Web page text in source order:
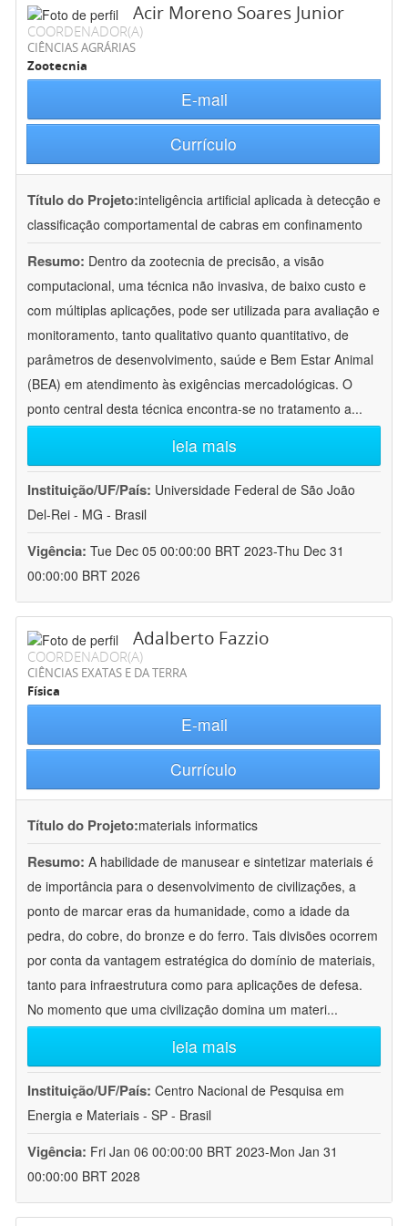
Acir Moreno Soares Junior
COORDENADOR(A)
CIÊNCIAS AGRÁRIAS
Zootecnia
E-mail
Currículo
Título do Projeto:inteligência artificial aplicada à detecção e
classificação comportamental de cabras em confinamento
Resumo: Dentro da zootecnia de precisão, a visão
computacional, uma técnica não invasiva, de baixo custo e
com múltiplas aplicações, pode ser utilizada para avaliação e
monitoramento, tanto qualitativo quanto quantitativo, de
parâmetros de desenvolvimento, saúde e Bem Estar Animal
(BEA) em atendimento às exigências mercadológicas. O
ponto central desta técnica encontra-se no tratamento a...
leia mais
Instituição/UF/País: Universidade Federal de São João
Del-Rei - MG - Brasil
Vigência: Tue Dec 05 00:00:00 BRT 2023-Thu Dec 31
00:00:00 BRT 2026
Adalberto Fazzio
COORDENADOR(A)
CIÊNCIAS EXATAS E DA TERRA
Física
E-mail
Currículo
Título do Projeto:materials informatics
Resumo: A habilidade de manusear e sintetizar materiais é
de importância para o desenvolvimento de civilizações, a
ponto de marcar eras da humanidade, como a idade da
pedra, do cobre, do bronze e do ferro. Tais divisões ocorrem
por conta da vantagem estratégica do domínio de materiais,
tanto para infraestrutura como para aplicações de defesa.
No momento que uma civilização domina um materi...
leia mais
Instituição/UF/País: Centro Nacional de Pesquisa em
Energia e Materiais - SP - Brasil
Vigência: Fri Jan 06 00:00:00 BRT 2023-Mon Jan 31
00:00:00 BRT 2028